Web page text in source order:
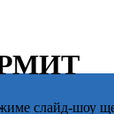
слайд-шоу